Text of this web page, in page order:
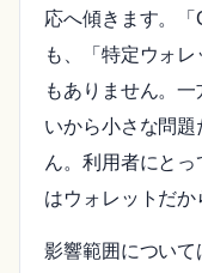
応へ傾きます。
も、「特定ウォ
もありません。
いから小さな問
ん。利用者にと
はウォレットだか
影響範囲について